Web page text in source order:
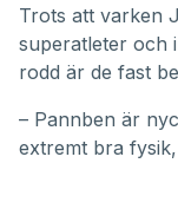
Trots att varken
superatleter och
rodd är de fast
– Pannben är
extremt bra